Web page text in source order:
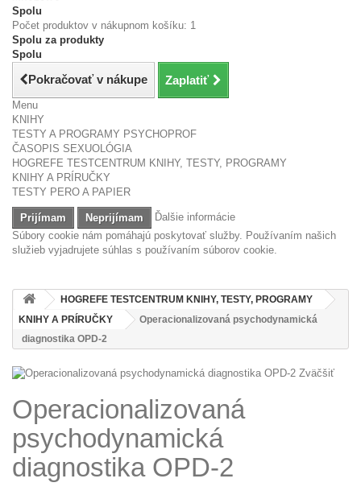
Spolu
Počet produktov v nákupnom košíku: 1
Spolu za produkty
Spolu
Pokračovať v nákupe Zaplatiť
Menu
KNIHY
TESTY A PROGRAMY PSYCHOPROF
ČASOPIS SEXUOLÓGIA
HOGREFE TESTCENTRUM KNIHY, TESTY, PROGRAMY
KNIHY A PRÍRUČKY
TESTY PERO A PAPIER
Prijímam Neprijímam
Ďalšie informácie
Súbory cookie nám pomáhajú poskytovať služby. Používaním našich
služieb vyjadrujete súhlas s používaním súborov cookie.
HOGREFE TESTCENTRUM KNIHY, TESTY, PROGRAMY
KNIHY A PRÍRUČKY
Operacionalizovaná psychodynamická
diagnostika OPD-2
Zväčšiť
Operacionalizovaná
psychodynamická
diagnostika OPD-2